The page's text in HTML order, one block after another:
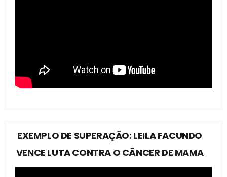
EXEMPLO DE SUPERAÇÃO: LEILA FACUNDO
VENCE LUTA CONTRA O CÂNCER DE MAMA